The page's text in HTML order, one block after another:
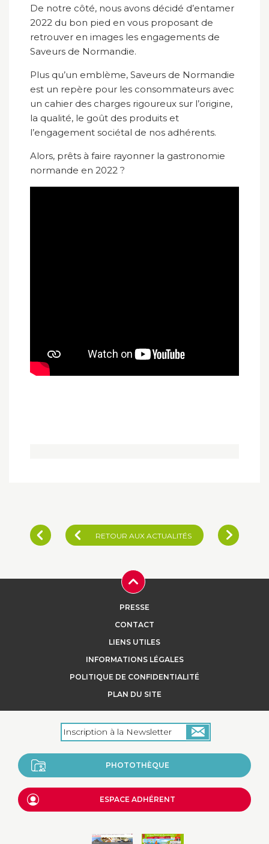
De notre côté, nous avons décidé d’entamer
2022 du bon pied en vous proposant de
retrouver en images les engagements de
Saveurs de Normandie.
Plus qu’un emblème, Saveurs de Normandie
est un repère pour les consommateurs avec
un cahier des charges rigoureux sur l’origine,
la qualité, le goût des produits et
l’engagement sociétal de nos adhérents.
Alors, prêts à faire rayonner la gastronomie
normande en 2022 ?
RETOUR AUX ACTUALITÉS
PRESSE
CONTACT
LIENS UTILES
INFORMATIONS LÉGALES
POLITIQUE DE CONFIDENTIALITÉ
PLAN DU SITE
PHOTOTHÈQUE
ESPACE ADHÉRENT